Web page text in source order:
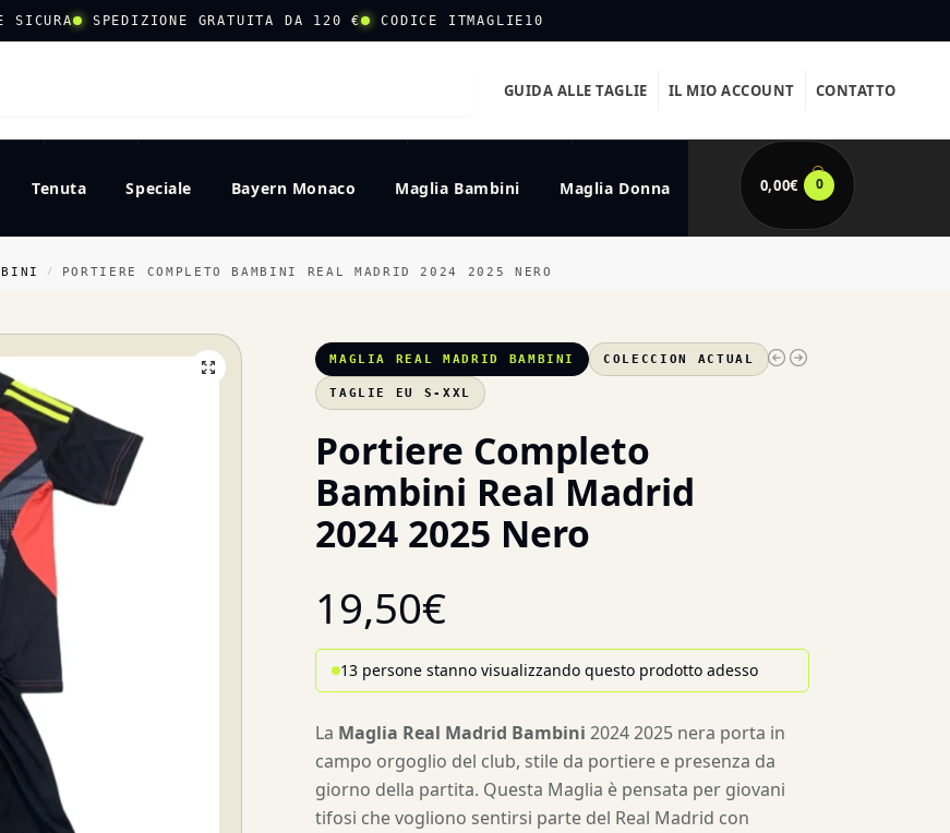
SICURA SPEDIZIONE GRATUITA DA 120 € CODICE ITMAGLIE10
GUIDA ALLE TAGLIE IL MIO ACCOUNT CONTATTO
Tenuta Speciale Bayern Monaco Maglia Bambini Maglia Donna 0,00€ 0
/ PORTIERE COMPLETO BAMBINI REAL MADRID 2024 2025 NERO
MAGLIA REAL MADRID BAMBINI COLECCION ACTUAL
TAGLIE EU S-XXL
Portiere Completo
Bambini Real Madrid
2024 2025 Nero
19,50€
13 persone stanno visualizzando questo prodotto adesso
La Maglia Real Madrid Bambini 2024 2025 nera porta in
campo orgoglio del club, stile da portiere e presenza da
giorno della partita. Questa Maglia è pensata per giovani
tifosi che vogliono sentirsi parte del Real Madrid con